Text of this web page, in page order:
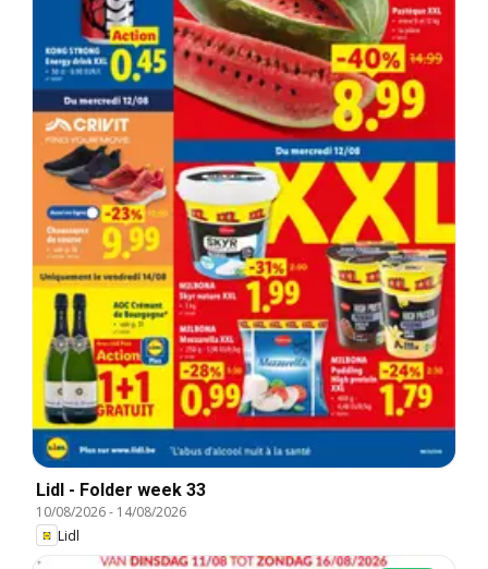
Lidl - Folder week 33
10/08/2026- 14/08/2026
Lidl